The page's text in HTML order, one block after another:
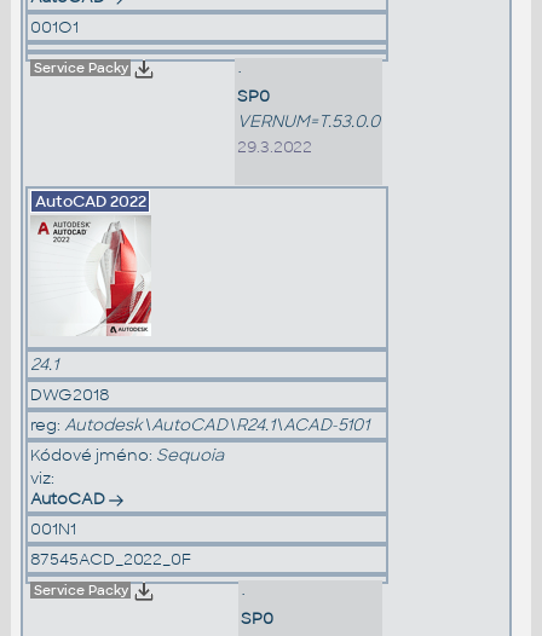
001O1
Service Packy
•
SP0
VERNUM=T.53.0.0
29.3.2022
AutoCAD2022
24.1
DWG2018
reg: Autodesk\AutoCAD\R24.1\ACAD-5101
Kódové jméno: Sequoia
viz:
AutoCAD
001N1
87545ACD_2022_0F
Service Packy
•
SP0